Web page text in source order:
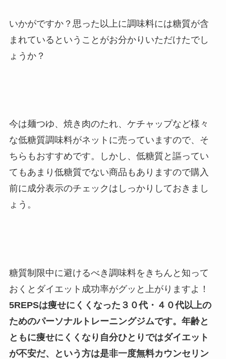
いかがですか？思った以上に調味料には糖質が含
まれているということがお分かりいただけたでし
ょうか？
今は麺つゆ、焼き肉のたれ、ケチャップなど様々
な低糖質調味料がネットに売っていますので、そ
ちらもおすすめです。しかし、低糖質と謳ってい
てもあまり低糖質でない商品もありますので購入
前に成分表示のチェックはしっかりしておきまし
ょう。
糖質制限中に避けるべき調味料をきちんと知って
おくとダイエット成功率がグッと上がりますよ！
5REPSは痩せにくくなった３０代・４０代以上の
ためのパーソナルトレーニングジムです。年齢と
ともに痩せにくくなり自分ひとりではダイエット
が不安だ、という方は是非一度無料カウンセリン